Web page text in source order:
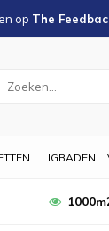
op The
LIGBADEN